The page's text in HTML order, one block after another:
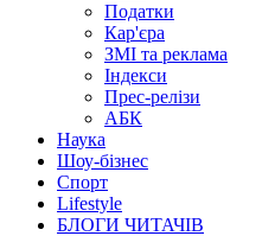
Податки
Кар'єра
ЗМІ та реклама
Індекси
Прес-релізи
АБК
Наука
Шоу-бізнес
Спорт
Lifestyle
БЛОГИ ЧИТАЧІВ